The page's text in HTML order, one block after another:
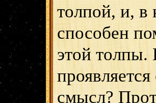
толпой, и, в
способен
этой толпы.
смысл?